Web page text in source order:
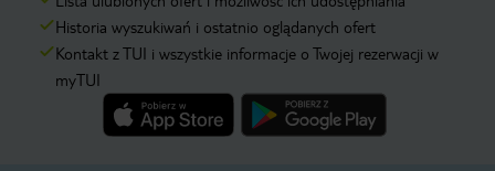
Historia wyszukiwań i ostatnio oglądanych ofert
Kontakt z TUI i wszystkie informacje o Twojej rezerwacji w
myTUI